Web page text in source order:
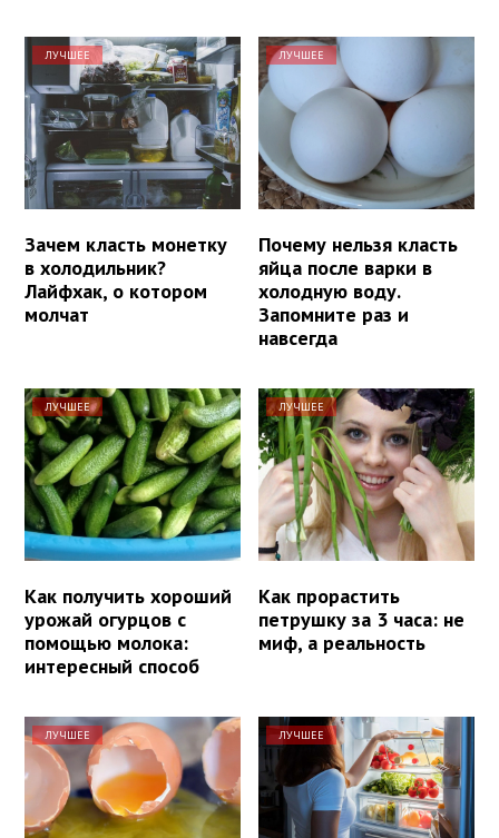
ЛУЧШЕЕ
Зачем класть монетку
в холодильник?
Лайфхак, о котором
молчат
ЛУЧШЕЕ
Почему нельзя класть
яйца после варки в
холодную воду.
Запомните раз и
навсегда
ЛУЧШЕЕ
Как получить хороший
урожай огурцов с
помощью молока:
интересный способ
ЛУЧШЕЕ
Как прорастить
петрушку за 3 часа: не
миф, а реальность
ЛУЧШЕЕ ЛУЧШЕЕ